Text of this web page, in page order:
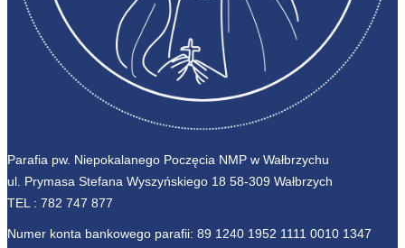
Parafia pw. Niepokalanego Poczęcia NMP w Wałbrzychu
ul. Prymasa Stefana Wyszyńskiego 18 58-309 Wałbrzych
TEL : 782 747 877
Numer konta bankowego parafii: 89 1240 1952 1111 0010 1347